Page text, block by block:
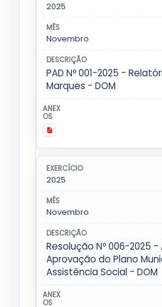
2025
Novembro
PAD Nº 001-2025 -
Marques - DOM
2025
Novembro
Resolução Nº 006-2025 -
Aprovação do Plano
Assistência Social - DOM